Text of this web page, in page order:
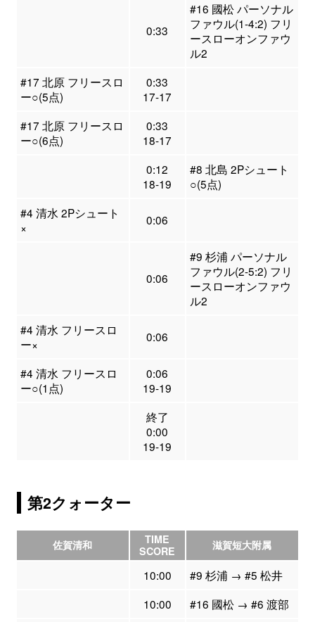
0:33
#16 國松 パーソナル
ファウル(1-4:2) フリ
ースローオンファウ
ル2
#17 北原 フリースロ
ー○(5点)
0:33
17-17
#17 北原 フリースロ
ー○(6点)
0:33
18-17
0:12
18-19
#8 北島 2Pシュート
○(5点)
#4 清水 2Pシュート
×
0:06
0:06
#9 杉浦 パーソナル
ファウル(2-5:2) フリ
ースローオンファウ
ル2
#4 清水 フリースロ
ー×
0:06
#4 清水 フリースロ
ー○(1点)
0:06
19-19
終了
0:00
19-19
第2クォーター
佐賀清和
TIME
SCORE
滋賀短大附属
10:00
#9 杉浦 → #5 松井
10:00
#16 國松 → #6 渡部